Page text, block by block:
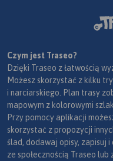
Czym jest Traseo?
Dzięki Traseo z łatwością
Możesz skorzystać z kilku
i narciarskiego. Plan trasy
mapowym z kolorowymi
Przy pomocy aplikacji
skorzystać z propozycji
ślad, dodawaj opisy, zapisuj
ze społecznością Traseo